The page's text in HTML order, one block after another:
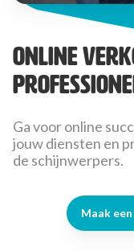
Online
Ga voor online
jouw diensten en
de schijnwerpers.
Maak